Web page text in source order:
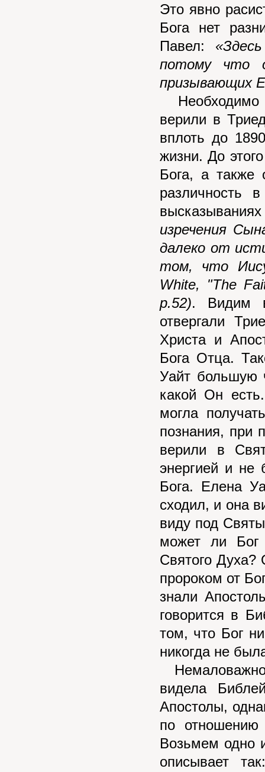
Это явно
Бога нет
Павел:
потому что
призывающих
Необходимо
верили в
вплоть до
жизни. До
Бога, а также
различность
изречения
далеко от
том, что
White, "The
p.52). Видим
отвергали
Христа и
Бога Отца.
Уайт большую
какой Он
могла
познания, при
верили в
энергией и не
Бога. Елена
сходил, и она
виду под
может ли Бог
Святого Духа?
пророком от
знали
говорится в
том, что Бог
никогда не
Немаловажно
видела
Апостолы,
по
Возьмем одно
описывает